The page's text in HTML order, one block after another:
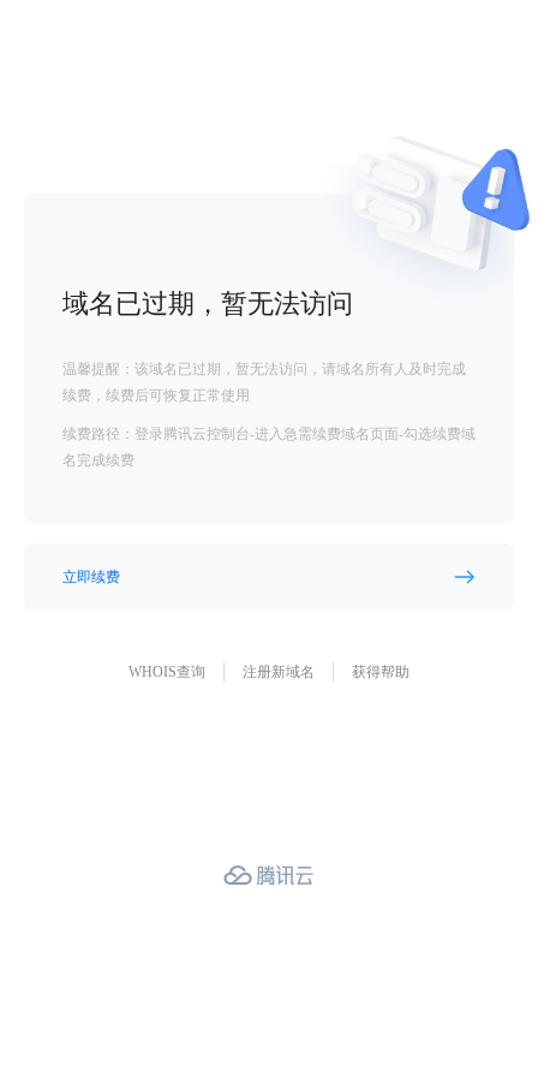
域名已过期，暂无法访问
温馨提醒：该域名已过期，暂无法访问，请域名所有人及时完成
续费，续费后可恢复正常使用
续费路径：登录腾讯云控制台-进入急需续费域名页面-勾选续费域
名完成续费
立即续费
WHOIS查询 注册新域名 获得帮助